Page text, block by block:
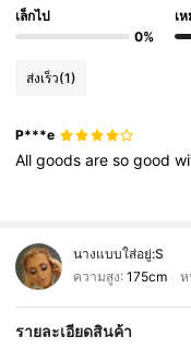
เล็กไป
0%
เ
ส่งเร็ว(1)
P***e
Allgoodsaresogood
นางแบบใส่อยู่:S
ความสูง: 175cm
รายละเอียดสินค้า